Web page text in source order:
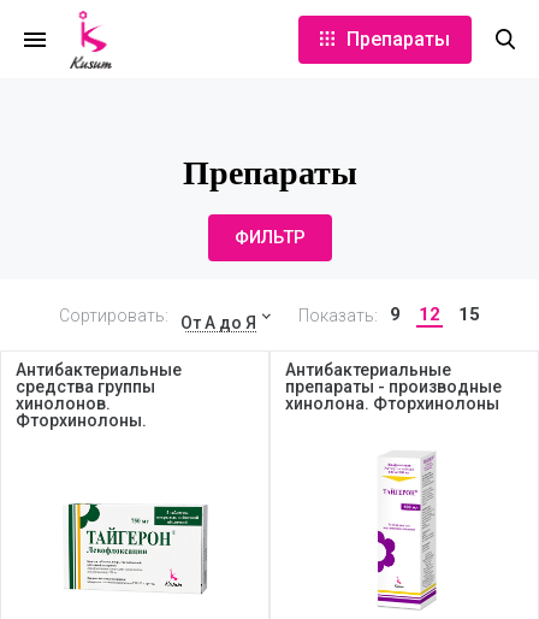
Препараты
Препараты
ФИЛЬТР
Сортировать: От А до Я Показать: 9 12 15
Антибактериальные
средства группы
хинолонов.
Фторхинолоны.
Антибактериальные
препараты - производные
хинолона. Фторхинолоны